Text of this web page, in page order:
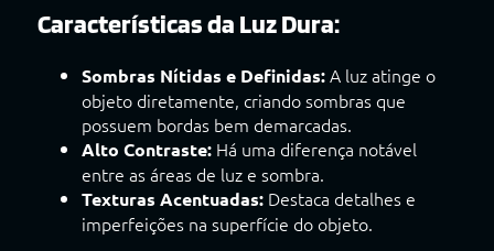
Características da Luz Dura:
Sombras Nítidas e Definidas:A luz atinge o
objeto diretamente, criando sombras que
possuem bordas bem demarcadas.
Alto Contraste:Há uma diferença notável
entre as áreas de luz e sombra.
Texturas Acentuadas:Destaca detalhes e
imperfeições na superfície do objeto.